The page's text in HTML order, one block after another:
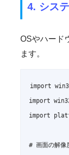
4. シス
OSやハード
ます。
import
import
import
# 画面の解像